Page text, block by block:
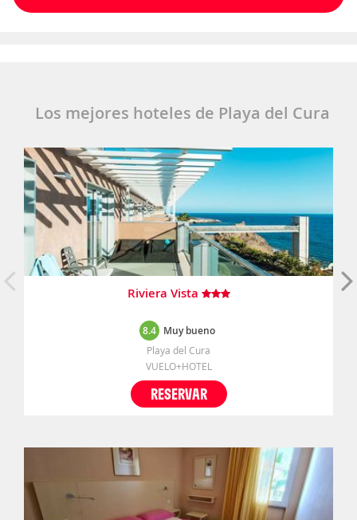
Los mejores hoteles de Playa del Cura
Riviera Vista
8.4 Muy bueno
Playa del Cura
VUELO+HOTEL
RESERVAR